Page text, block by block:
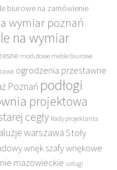
biurowe na zamówienie
wymiar poznań
na wymiar
modułowe meble biurowe
ogrodzenia przestawne
Poznań podłogi
projektowa
cegły Rady projektanta
warszawaStoły
wnęk szafy wnękowe
mazowieckie usługi